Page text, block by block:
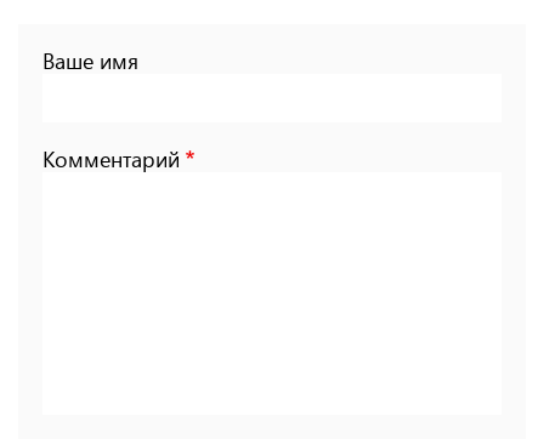
Ваше имя
Комментарий